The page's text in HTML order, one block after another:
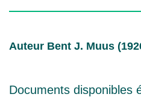
Auteur Bent J. Muus
Documents disponibles